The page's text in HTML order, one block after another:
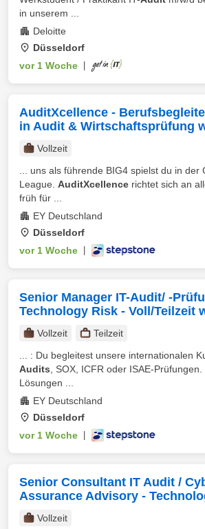
in unserem ...
Deloitte
Düsseldorf
vor 1 Woche
AuditXcellence -
in Audit & Wirtschaftsprüfung
Vollzeit
... uns als führende BIG4 spielst du in der
League. AuditXcellence richtet sich an
früh für ...
EY Deutschland
Düsseldorf
vor 1 Woche
Senior Manager IT-Audit/ -
Technology Risk - Voll/Teilzeit
Vollzeit
Teilzeit
... : Du begleitest unsere internationalen
Audits , SOX, ICFR oder ISAE-
Lösungen ...
EY Deutschland
Düsseldorf
vor 1 Woche
Senior Consultant IT Audit /
Assurance Advisory -
Vollzeit